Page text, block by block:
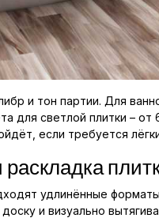
и тон партии. Для
для светлой плитки –
если требуется
удлинённые
и визуально